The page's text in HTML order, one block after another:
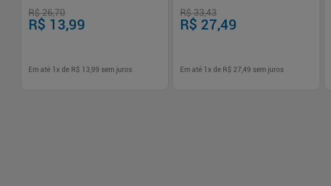
R$ 26,70
R$ 13,99
Em até 1 x de R$ 13,99 sem juros
R$ 33,43
R$ 27,49
Em até 1 x de R$ 27,49 sem juros